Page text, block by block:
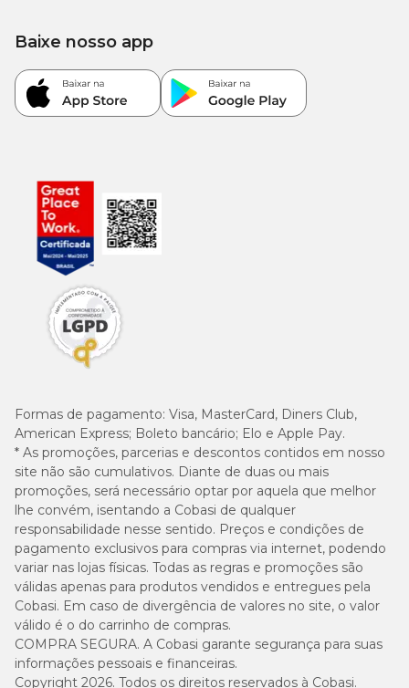
Formas de pagamento: Visa, MasterCard, Diners Club,
American Express; Boleto bancário; Elo e Apple Pay.
* As promoções, parcerias e descontos contidos em nosso
site não são cumulativos. Diante de duas ou mais
promoções, será necessário optar por aquela que melhor
lhe convém, isentando a Cobasi de qualquer
responsabilidade nesse sentido. Preços e condições de
pagamento exclusivos para compras via internet, podendo
variar nas lojas físicas. Todas as regras e promoções são
válidas apenas para produtos vendidos e entregues pela
Cobasi. Em caso de divergência de valores no site, o valor
válido é o do carrinho de compras.
COMPRA SEGURA. A Cobasi garante segurança para suas
informações pessoais e financeiras.
Copyright 2026. Todos os direitos reservados à Cobasi.
Baixe nosso app